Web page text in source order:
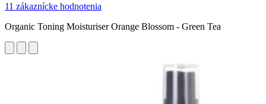
11 zákaznícke hodnotenia
Organic Toning Moisturiser Orange Blossom - Green Tea